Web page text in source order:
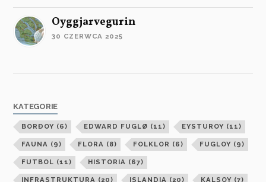
Oyggjarvegurin
30 CZERWCA 2025
KATEGORIE
BORÐOY (6) EDWARD FUGLØ (11) EYSTUROY (11)
FAUNA (9) FLORA (8) FOLKLOR (6) FUGLOY (9)
FUTBOL (11) HISTORIA (67)
INFRASTRUKTURA (20) ISLANDIA (20) KALSOY (7)